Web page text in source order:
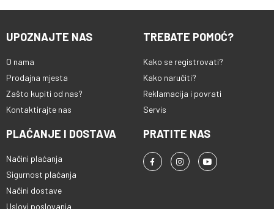
UPOZNAJTE NAS
O nama
Prodajna mjesta
Zašto kupiti od nas?
Kontaktirajte nas
TREBATE POMOĆ?
Kako se registrovati?
Kako naručiti?
Reklamacija i povrati
Servis
PLAĆANJE I DOSTAVA
Načini plaćanja
Sigurnost plaćanja
Načini dostave
Uslovi poslovanja
PRATITE NAS